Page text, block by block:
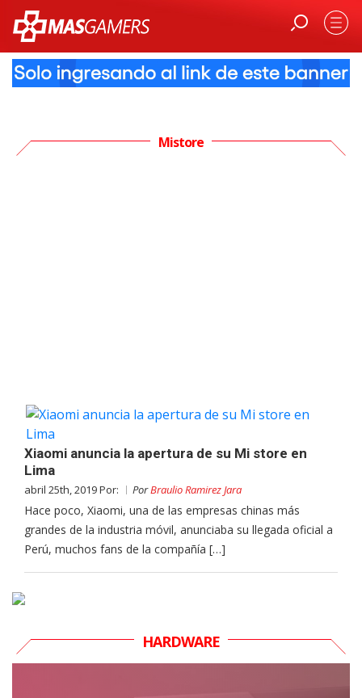
Mistore
Xiaomi anuncia la apertura de su Mi store en
Lima
abril 25th, 2019 Por: PorBraulio Ramirez Jara
Hace poco, Xiaomi, una de las empresas chinas más
grandes de la industria móvil, anunciaba su llegada oficial a
Perú, muchos fans de la compañía […]
HARDWARE